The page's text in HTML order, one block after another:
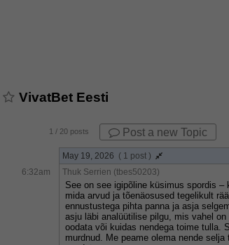
VivatBet Eesti
1 / 20 posts Post a new Topic
May 19, 2026 ( 1 post )
6:32am
Thuk Serrien (tbes50203)
See on see igipõline küsimus spordis
mida arvud ja tõenäosused tegelikult
ennustustega pihta panna ja asja
asju läbi analüütilise pilgu, mis vahel
oodata või kuidas nendega toime tulla.
murdnud. Me peame olema nende